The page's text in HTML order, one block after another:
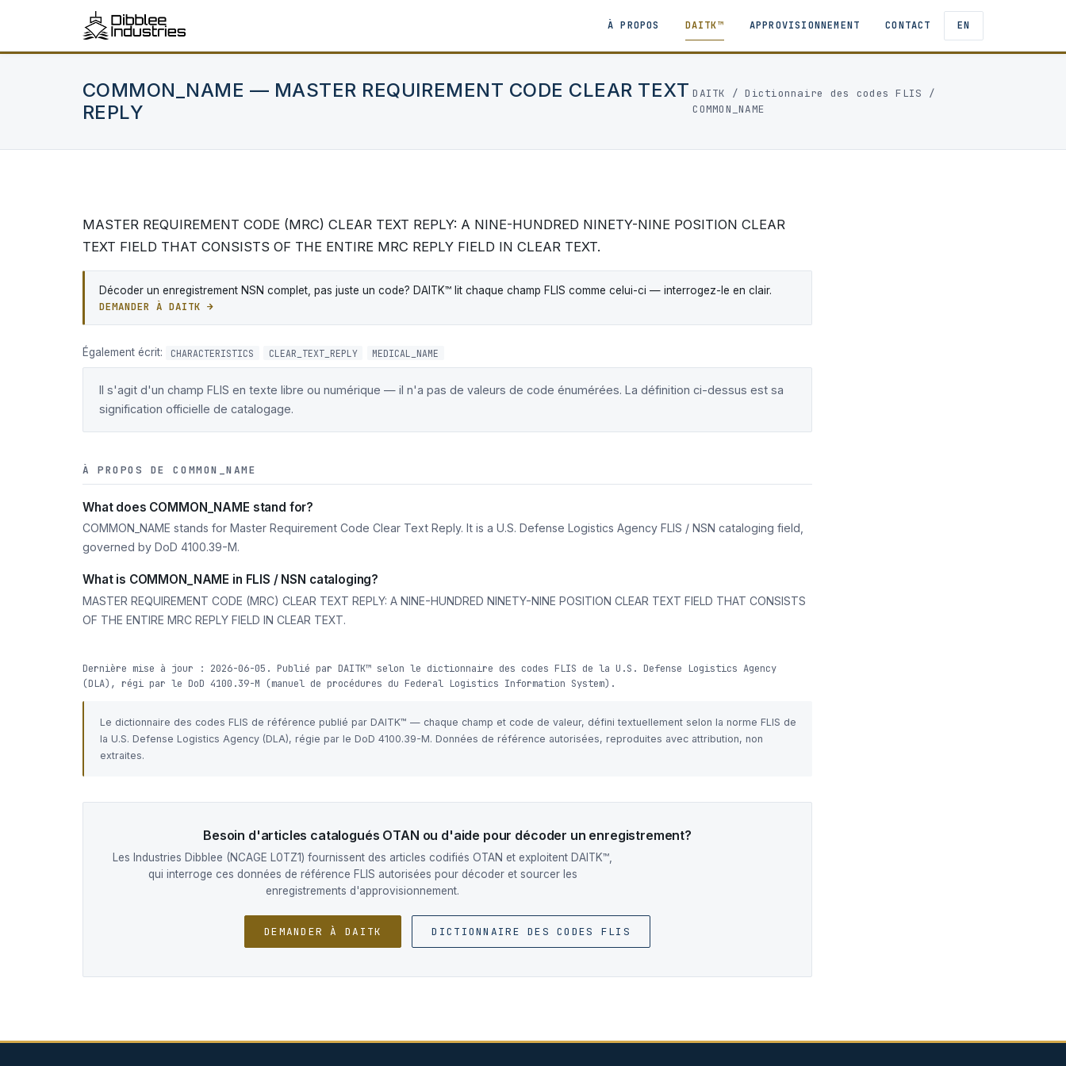
À PROPOS DAITK™ APPROVISIONNEMENT CONTACT EN
COMMON_NAME — MASTER REQUIREMENT CODE CLEAR TEXT
REPLY
DAITK /Dictionnaire des codes FLIS /
COMMON_NAME
MASTER REQUIREMENT CODE (MRC) CLEAR TEXT REPLY: A NINE-HUNDRED NINETY-NINE POSITION CLEAR
TEXT FIELD THAT CONSISTS OF THE ENTIRE MRC REPLY FIELD IN CLEAR TEXT.
Décoder un enregistrement NSN complet, pas juste un code? DAITK™ lit chaque champ FLIS comme celui-ci — interrogez-le en clair.
DEMANDER À DAITK →
Également écrit: CHARACTERISTICS CLEAR_TEXT_REPLY MEDICAL_NAME
Il s'agit d'un champ FLIS en texte libre ou numérique — il n'a pas de valeurs de code énumérées. La définition ci-dessus est sa
signification officielle de catalogage.
À PROPOS DE COMMON_NAME
What does COMMON_NAME stand for?
COMMON_NAME stands for Master Requirement Code Clear Text Reply. It is a U.S. Defense Logistics Agency FLIS / NSN cataloging field,
governed by DoD 4100.39-M.
What is COMMON_NAME in FLIS / NSN cataloging?
MASTER REQUIREMENT CODE (MRC) CLEAR TEXT REPLY: A NINE-HUNDRED NINETY-NINE POSITION CLEAR TEXT FIELD THAT CONSISTS
OF THE ENTIRE MRC REPLY FIELD IN CLEAR TEXT.
Dernière mise à jour : 2026-06-05. Publié par DAITK™ selon le dictionnaire des codes FLIS de la U.S. Defense Logistics Agency
(DLA), régi par le DoD 4100.39-M (manuel de procédures du Federal Logistics Information System).
Le dictionnaire des codes FLIS de référence publié par DAITK™ — chaque champ et code de valeur, défini textuellement selon la norme FLIS de
la U.S. Defense Logistics Agency (DLA), régie par le DoD 4100.39-M. Données de référence autorisées, reproduites avec attribution, non
extraites.
Besoin d'articles catalogués OTAN ou d'aide pour décoder un enregistrement?
Les Industries Dibblee (NCAGE L0TZ1) fournissent des articles codifiés OTAN et exploitent DAITK™,
qui interroge ces données de référence FLIS autorisées pour décoder et sourcer les
enregistrements d'approvisionnement.
DEMANDER À DAITK DICTIONNAIRE DES CODES FLIS